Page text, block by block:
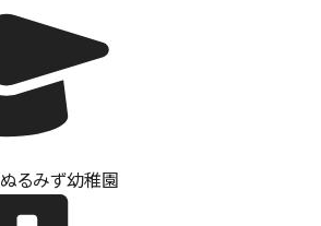
ぬるみず幼稚園